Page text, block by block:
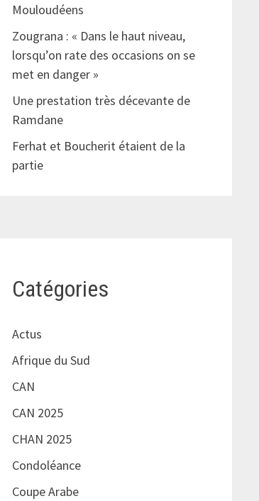
Mouloudéens
Zougrana : « Dans le haut niveau,
lorsqu’on rate des occasions on se
met en danger »
Une prestation très décevante de
Ramdane
Ferhat et Boucherit étaient de la
partie
Catégories
Actus
Afrique du Sud
CAN
CAN 2025
CHAN 2025
Condoléance
Coupe Arabe